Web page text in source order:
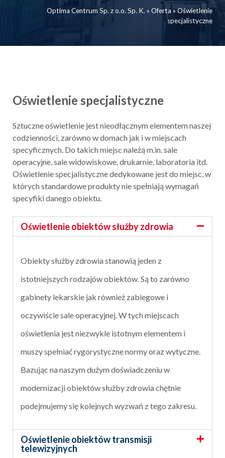
Optima Centrum Sp. z o.o. Sp. K.» Oferta»Oświetlenie
specjalistyczne
Oświetlenie specjalistyczne
Sztuczne oświetlenie jest nieodłącznym elementem naszej
codzienności, zarówno w domach jak i w miejscach
specyficznych. Do takich miejsc należą m.in. sale
operacyjne, sale widowiskowe, drukarnie, laboratoria itd.
Oświetlenie specjalistyczne dedykowane jest do miejsc, w
których standardowe produkty nie spełniają wymagań
specyfiki danego obiektu.
Oświetlenie obiektów służby zdrowia
Obiekty służby zdrowia stanowią jeden z
istotniejszych rodzajów obiektów. Są to zarówno
gabinety lekarskie jak również zabiegowe i
oczywiście sale operacyjnej. W tych miejscach
oświetlenia jest niezwykle istotnym elementem i
muszy spełniać rygorystyczne normy oraz wytyczne.
Bazując na naszym dużym doświadczeniu w
modernizacji obiektów służby zdrowia chętnie
podejmujemy się kolejnych wyzwań z tego zakresu.
Oświetlenie obiektów transmisji
telewizyjnych